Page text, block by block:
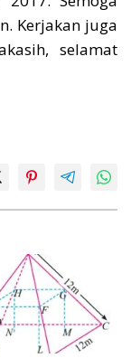
Kerjakan juga
selamat